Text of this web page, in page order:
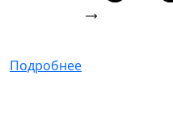
Подробнее